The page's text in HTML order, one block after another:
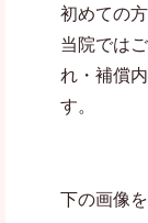
初めての
当院では
れ・補償
す。
下の画像